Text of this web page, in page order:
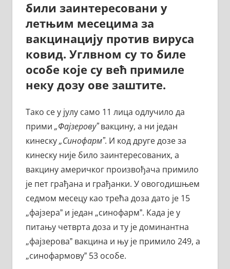
били заинтересовани у
летњим месецима за
вакцинацију против вируса
ковид. Углвном су то биле
особе које су већ примиле
неку дозу ове заштите.
Тако се у јулу само 11 лица одлучило да
прими „Фајзеровуˮвакцину, а ни један
кинеску„Синофармˮ. И код друге дозе за
кинеску није било заинтересованих, а
вакцину америчког произвођача примило
је пет грађана и грађанки. У овогодишњем
седмом месецу као трећа доза дато је 15
„фајзераˮ и један „синофармˮ. Када је у
питању четврта доза и ту је доминантна
„фајзероваˮ вакцина и њу је примило 249, а
„синофармовуˮ 53 особе.